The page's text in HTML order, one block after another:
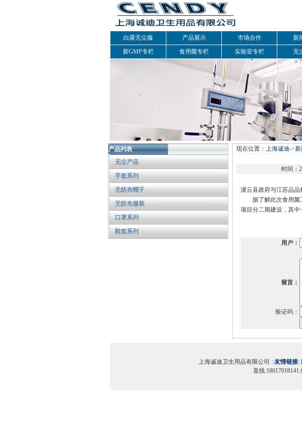
白露无尘服
产品展示 市场合作 新
新GMP专栏
食用菌专栏 实验室专栏 无
产品列表
无尘产品
手套系列
无纺布帽子
无纺布服装
口罩系列
鞋套系列
现在位置： 上海诚迪->
时间：
灌云县政府与江苏品品
据了解此次食用菌工
项目分二期建设，其中
用户：
留言：
验证码：
上海诚迪卫生用品有限公司 ::友情链接::
直线